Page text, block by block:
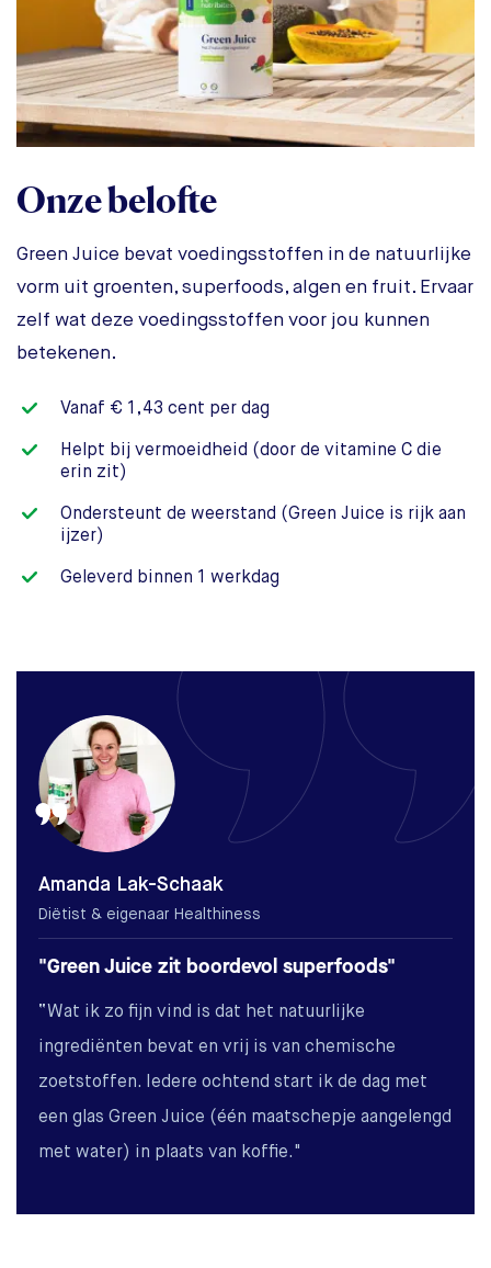
Onze belofte
Green Juice bevat voedingsstoffen in de natuurlijke
vorm uit groenten, superfoods, algen en fruit. Ervaar
zelf wat deze voedingsstoffen voor jou kunnen
betekenen.
Vanaf € 1,43 cent per dag
Helpt bij vermoeidheid (door de vitamine C die
erin zit)
Ondersteunt de weerstand (Green Juice is rijk aan
ijzer)
Geleverd binnen 1 werkdag
Amanda Lak-Schaak
Diëtist & eigenaar Healthiness
"Green Juice zit boordevol superfoods"
“Wat ik zo fijn vind is dat het natuurlijke
ingrediënten bevat en vrij is van chemische
zoetstoffen. Iedere ochtend start ik de dag met
een glas Green Juice (één maatschepje aangelengd
met water) in plaats van koffie."